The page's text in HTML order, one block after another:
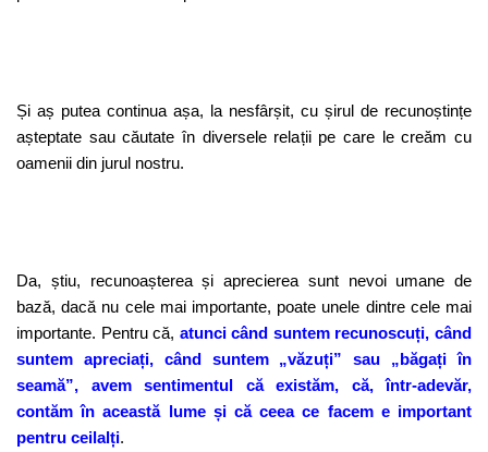
Și aș putea continua așa, la nesfârșit, cu șirul de recunoștințe
așteptate sau căutate în diversele relații pe care le creăm cu
oamenii din jurul nostru.
Da, știu, recunoașterea și aprecierea sunt nevoi umane de
bază, dacă nu cele mai importante, poate unele dintre cele mai
importante. Pentru că, atunci când suntem recunoscuți, când
suntem apreciați, când suntem „văzuți” sau „băgați în
seamă”, avem sentimentul că existăm, că, într-adevăr,
contăm în această lume și că ceea ce facem e important
pentru ceilalți.